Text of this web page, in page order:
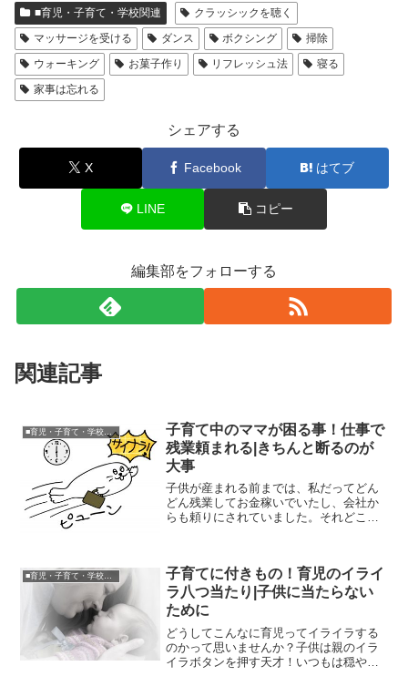
■育児・子育て・学校関連
クラッシックを聴く
マッサージを受ける
ダンス ボクシング
掃除
ウォーキング
お菓子作り リフレッシュ法
寝る
家事は忘れる
シェアする
X Facebook はてブ
LINE コピー
編集部をフォローする
関連記事
子育て中のママが困る事！仕事で
残業頼まれる|きちんと断るのが
大事
子供が産まれる前までは、私だってどん
どん残業してお金稼いでいたし、会社か
らも頼りにされていました。それどころ
たら私の生活は一変して、エ...
■育児・子育て・学校関連
子育てに付きもの！育児のイライ
ラ八つ当たり|子供に当たらない
ために
どうしてこんなに育児ってイライラする
のかって思いませんか？子供は親のイラ
イラボタンを押す天才！いつもは穏やか